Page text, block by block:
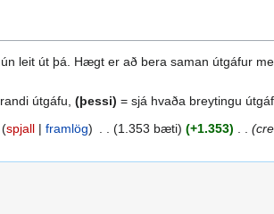
leit út þá. Hægt er að bera saman útgáfur
útgáfu, (þessi) = sjá hvaða breytingu
spjall framlög 1.353 bæti +1.353